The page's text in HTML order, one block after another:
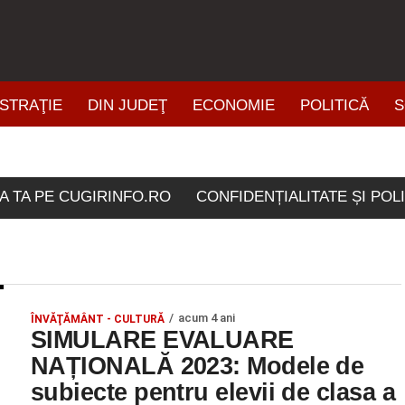
DIN JUDEŢ ECONOMIE POLITICĂ
TA PE CUGIRINFO.RO CONFIDENȚIALITATE ȘI
etichetate
ÎNVĂŢĂMÂNT - CULTURĂ acum 4 ani
SIMULARE EVALUARE
NAȚIONALĂ 2023: Modele de
subiecte pentru elevii de clasa a